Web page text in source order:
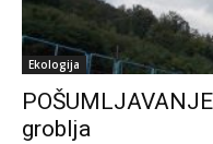
Ekologija
groblja